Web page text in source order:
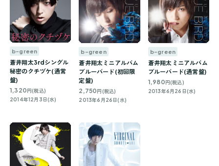
b-green
蒼井翔太3rdシングル
秘密のクチヅケ(通常
盤)
1,320 円(税込)
2014年12月3日(水)
b-green
蒼井翔太ミニアルバム
ブルーバード(初回限
定盤)
2,750円(税込)
2013年6月26日(水)
b-green
蒼井翔太ミニアルバム
ブルーバード(通常盤)
1,980円(税込)
2013年6月26日(水)